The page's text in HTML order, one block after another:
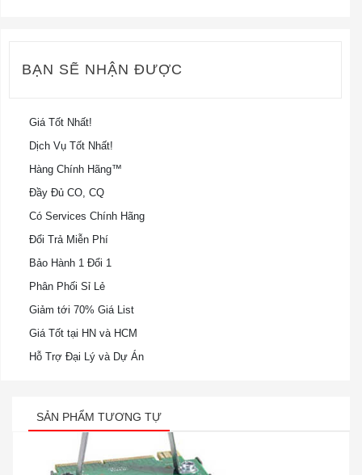
BẠN SẼ NHẬN ĐƯỢC
Giá Tốt Nhất!
Dịch Vụ Tốt Nhất!
Hàng Chính Hãng™
Đầy Đủ CO, CQ
Có Services Chính Hãng
Đổi Trả Miễn Phí
Bảo Hành 1 Đổi 1
Phân Phối Sỉ Lẻ
Giảm tới 70% Giá List
Giá Tốt tại HN và HCM
Hỗ Trợ Đại Lý và Dự Án
SẢN PHẨM TƯƠNG TỰ